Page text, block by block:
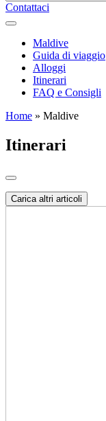
Contattaci
Maldive
Guida di viaggio
Alloggi
Itinerari
FAQ e Consigli
Home » Maldive
Itinerari
Carica altri articoli